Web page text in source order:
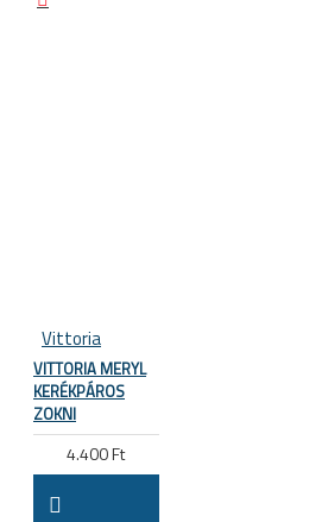
Vittoria
VITTORIA MERYL
KERÉKPÁROS
ZOKNI
4.400 Ft